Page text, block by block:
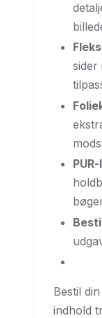
sider
Bestil
indhold